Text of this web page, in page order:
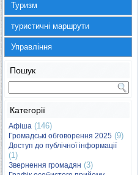
Туризм
туристичні маршрути
Управління
Пошук
Категорії
Афіша (146)
Громадські обговорення 2025 (9)
Доступ до публічної інформації
(1)
Звернення громадян (3)